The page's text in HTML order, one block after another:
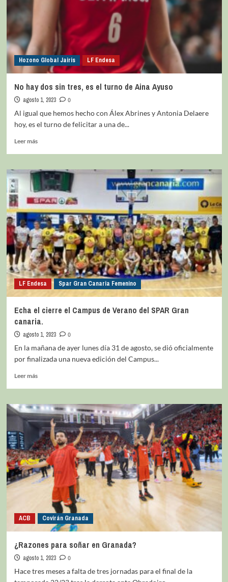
Hozono Global Jairis LF Endesa
No hay dos sin tres, es el turno de Aina Ayuso
agosto 1, 2023
0
Al igual que hemos hecho con Álex Abrines y Antonia Delaere
hoy, es el turno de felicitar a una de...
Leer más
LF Endesa Spar Gran Canaria Femenino
Echa el cierre el Campus de Verano del SPAR Gran
canaria.
agosto 1, 2023
0
En la mañana de ayer lunes día 31 de agosto, se dió oficialmente
por finalizada una nueva edición del Campus...
Leer más
ACB Covirán Granada
¿Razones para soñar en Granada?
agosto 1, 2023
0
Hace tres meses a falta de tres jornadas para el final de la